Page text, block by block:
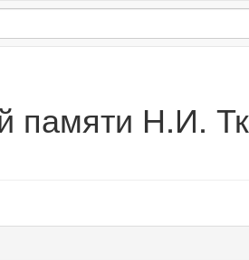
памяти Н.И.